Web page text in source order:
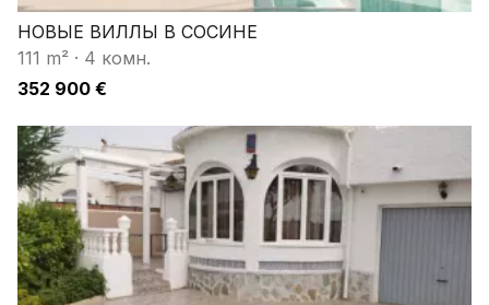
НОВЫЕ ВИЛЛЫ В СОСИНЕ
111 m² · 4 комн.
352 900 €